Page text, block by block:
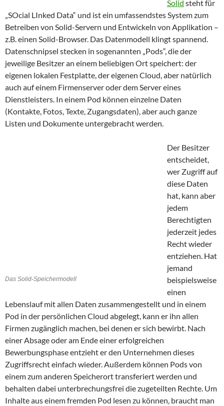
Solid steht für
„SOcial LInked Data“ und ist ein umfassendstes System zum
Betreiben von Solid-Servern und Entwickeln von Applikation –
z.B. einen Solid-Browser. Das Datenmodell klingt spannend.
Datenschnipsel stecken in sogenannten „Pods“, die der
jeweilige Besitzer an einem beliebigen Ort speichert: der
eigenen lokalen Festplatte, der eigenen Cloud, aber natürlich
auch auf einem Firmenserver oder dem Server eines
Dienstleisters. In einem Pod können einzelne Daten
(Kontakte, Fotos, Texte, Zugangsdaten), aber auch ganze
Listen und Dokumente untergebracht werden.
Das Solid-Speichermodell
Der Besitzer
entscheidet,
wer Zugriff auf
diese Daten
hat, kann aber
jedem
Berechtigten
jederzeit jedes
Recht wieder
entziehen. Hat
jemand
beispielsweise
einen
Lebenslauf mit allen Daten zusammengestellt und in einem
Pod in der persönlichen Cloud abgelegt, kann er ihn allen
Firmen zugänglich machen, bei denen er sich bewirbt. Nach
einer Absage oder am Ende einer erfolgreichen
Bewerbungsphase entzieht er den Unternehmen dieses
Zugriffsrecht einfach wieder. Außerdem können Pods von
einem zum anderen Speicherort transferiert werden und
behalten dabei unterbrechungsfrei die zugeteilten Rechte. Um
Inhalte aus einem fremden Pod lesen zu können, braucht man